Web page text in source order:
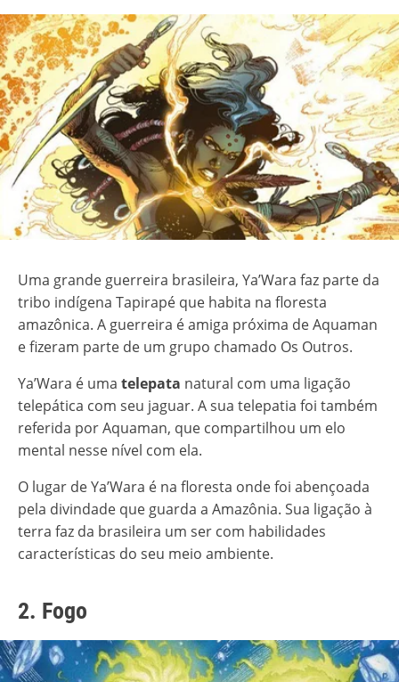
Uma grande guerreira brasileira, Ya’Wara faz parte da
tribo indígena Tapirapé que habita na floresta
amazônica. A guerreira é amiga próxima de Aquaman
e fizeram parte de um grupo chamado Os Outros.
Ya’Wara é uma telepata natural com uma ligação
telepática com seu jaguar. A sua telepatia foi também
referida por Aquaman, que compartilhou um elo
mental nesse nível com ela.
O lugar de Ya’Wara é na floresta onde foi abençoada
pela divindade que guarda a Amazônia. Sua ligação à
terra faz da brasileira um ser com habilidades
características do seu meio ambiente.
2. Fogo